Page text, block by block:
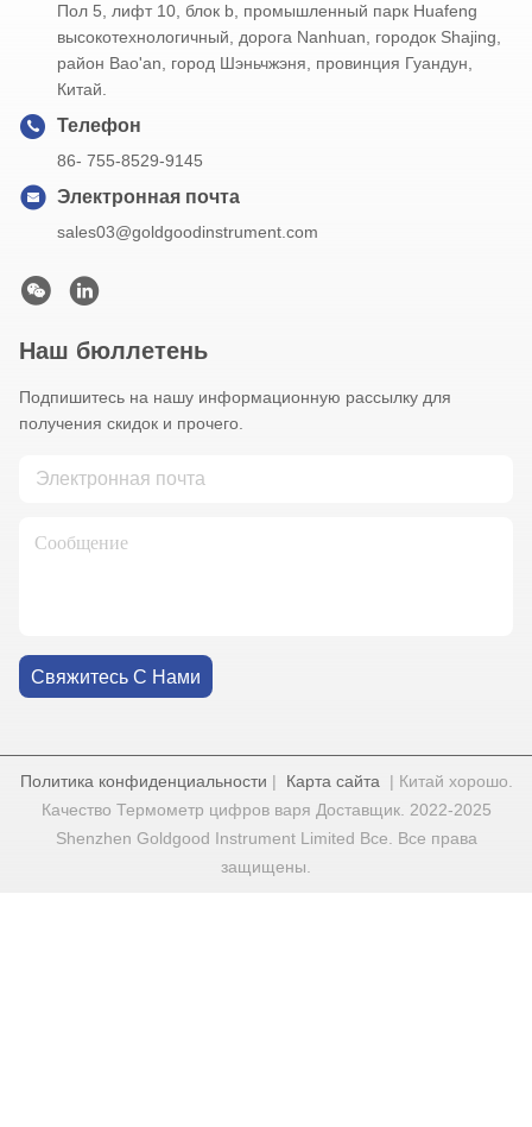
Пол 5, лифт 10, блок b, промышленный парк Huafeng
высокотехнологичный, дорога Nanhuan, городок Shajing,
район Bao'an, город Шэньчжэня, провинция Гуандун,
Китай.
Телефон
86- 755-8529-9145
Электронная почта
sales03@goldgoodinstrument.com
Наш бюллетень
Подпишитесь на нашу информационную рассылку для
получения скидок и прочего.
Свяжитесь С Нами
Политика конфиденциальности | Карта сайта| Китай хорошо.
Качество Термометр цифров варя Доставщик. 2022-2025
Shenzhen Goldgood Instrument Limited Все. Все права
защищены.